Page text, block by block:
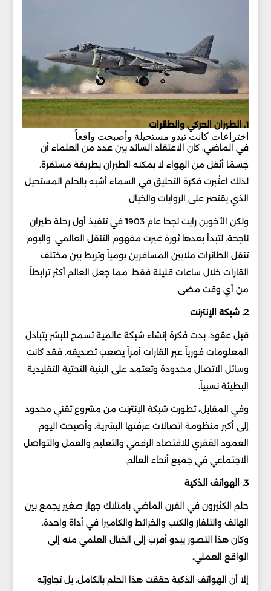
اختراعات كانت تبدو مستحيلة وأصبحت واقعاً
1. الطيران الحركي والطائرات
في الماضي، كان الاعتقاد السائد بين عدد من العلماء أن
جسمًا أثقل من الهواء لا يمكنه الطيران بطريقة مستقرة.
لذلك اعتُبرت فكرة التحليق في السماء أشبه بالحلم المستحيل
الذي يقتصر على الروايات والخيال.
ولكن الأخوين رايت نجحا عام 1903 في تنفيذ أول رحلة طيران
ناجحة. لتبدأ بعدها ثورة غيرت مفهوم التنقل العالمي. واليوم
تنقل الطائرات ملايين المسافرين يومياً وتربط بين مختلف
القارات خلال ساعات قليلة فقط. مما جعل العالم أكثر ترابطاً
من أي وقت مضى.
2. شبكة الإنترنت
قبل عقود، بدت فكرة إنشاء شبكة عالمية تسمح للبشر بتبادل
المعلومات فورياً عبر القارات أمراً يصعب تصديقه. فقد كانت
وسائل الاتصال محدودة وتعتمد على البنية التحتية التقليدية
البطيئة نسبياً.
وفي المقابل، تطورت شبكة الإنترنت من مشروع تقني محدود
إلى أكبر منظومة اتصالات عرفتها البشرية. وأصبحت اليوم
العمود الفقري للاقتصاد الرقمي والتعليم والعمل والتواصل
الاجتماعي في جميع أنحاء العالم.
3. الهواتف الذكية
حلم الكثيرون في القرن الماضي بامتلاك جهاز صغير يجمع بين
الهاتف والتلفاز والكتب والخرائط والكاميرا في أداة واحدة.
وكان هذا التصور يبدو أقرب إلى الخيال العلمي منه إلى
الواقع العملي.
إلا أن الهواتف الذكية حققت هذا الحلم بالكامل. بل تجاوزته